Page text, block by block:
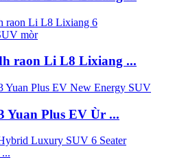
raon Li L8 Lixiang ...
Yuan Plus EV Ùr ...